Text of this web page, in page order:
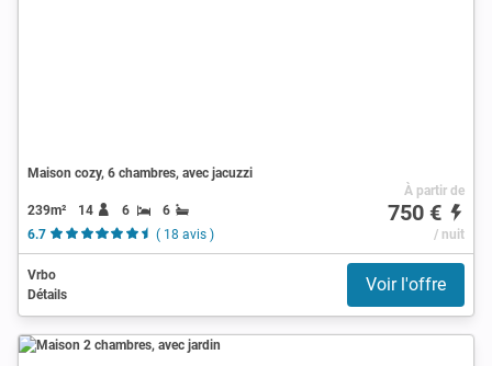
Maison cozy, 6 chambres, avec jacuzzi
239m² 14 6
6
6.7
( 18 avis )
À partir de
750 €
/ nuit
Vrbo
Détails
Voir l'offre